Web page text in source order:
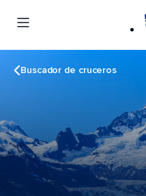
Buscador de cruceros